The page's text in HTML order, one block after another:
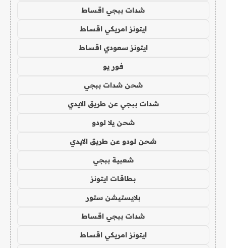
شدات ببجي اقساط
ايتونز امريكي اقساط
ايتونز سعودي اقساط
فور يو
شحن شدات ببجي
شدات ببجي عن طريق الايدي
شحن يلا لودو
شحن لودو عن طريق الايدي
شعبية ببجي
بطاقات ايتونز
بلايستيشن ستور
شدات ببجي اقساط
ايتونز امريكي اقساط